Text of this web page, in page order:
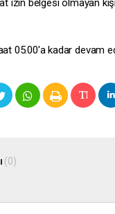
izin belgesi olmayan
05.00'a kadar devam
(0)